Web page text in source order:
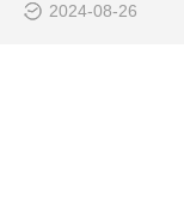
2024-08-26